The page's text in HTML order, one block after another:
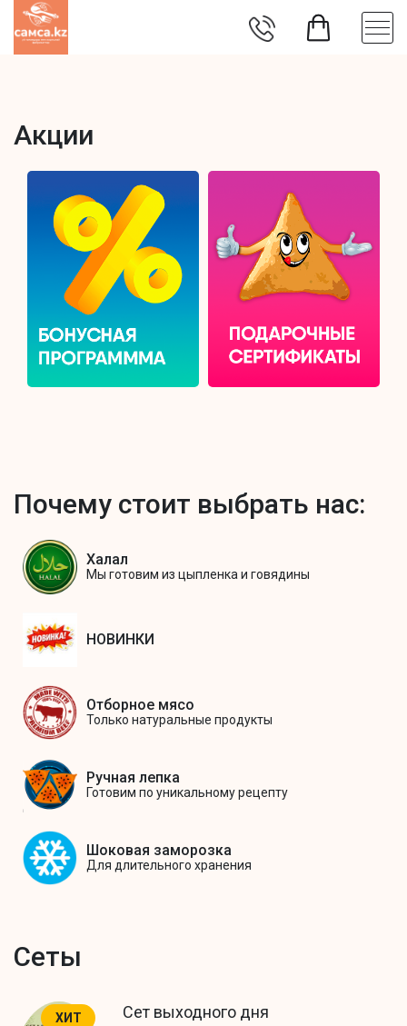
Акции
Почему стоит выбрать нас:
Халал
Мы готовим из цыпленка и говядины
НОВИНКИ
Отборное мясо
Только натуральные продукты
Ручная лепка
Готовим по уникальному рецепту
Шоковая заморозка
Для длительного хранения
Сеты
ХИТ Сет выходного дня